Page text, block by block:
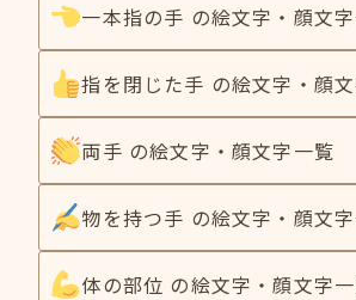
一本指の手 の絵文字・顔文
指を閉じた手 の絵文字・顔
両手 の絵文字・顔文字一覧
物を持つ手 の絵文字・顔文
体の部位 の絵文字・顔文字